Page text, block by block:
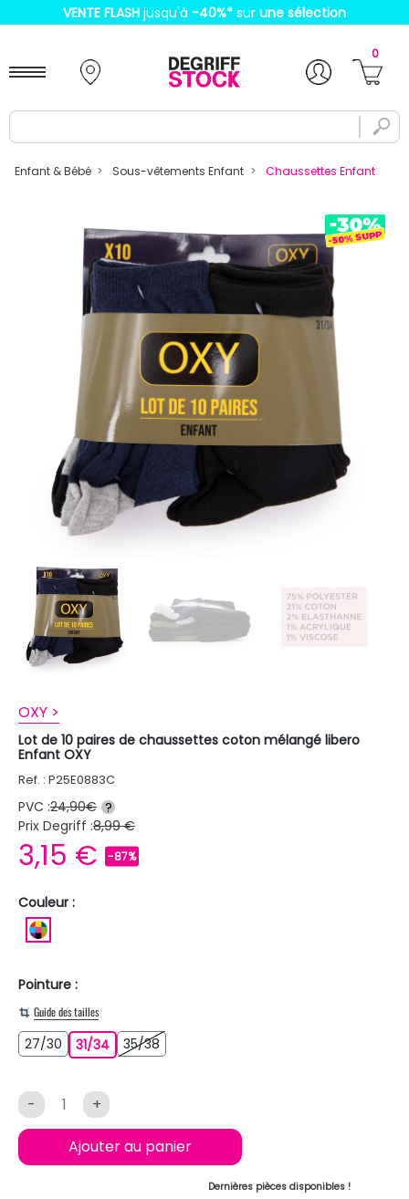
VENTE FLASH jusqu'à -40%* sur une sélection
0
Enfant & Bébé Sous-vêtements Enfant Chaussettes Enfant
OXY >
Lot de 10 paires de chaussettes coton mélangé libero
Enfant OXY
Ref. : P25E0883C
PVC :24,90€ ?
Prix Degriff :8,99 €
3,15 € -87%
Couleur :
Pointure :
Guide des tailles
27/30 27/30
31/3431/34
35/38
- +
Ajouter au panier
Dernières pièces disponibles !